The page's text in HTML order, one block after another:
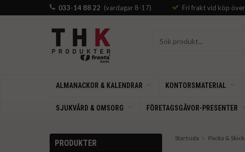
033-14 88 22 (vardagar 8-17) Fri frakt vid köp
ALMANACKOR & KALENDRAR KONTORSMATERIAL
SJUKVÅRD & OMSORG FÖRETAGSGÅVOR-PRESENTER
PRODUKTER
Startsida Packa &